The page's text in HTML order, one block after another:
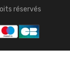
réservés